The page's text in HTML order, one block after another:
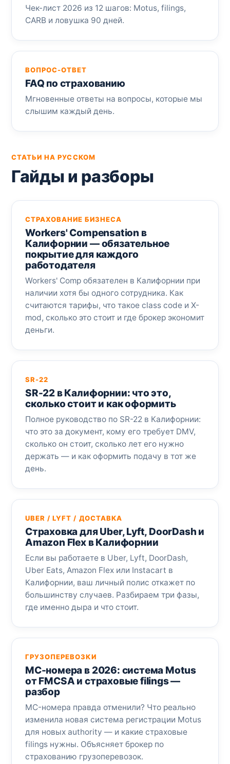
Чек-лист 2026 из 12 шагов: Motus, filings,
CARB и ловушка 90 дней.
ВОПРОС-ОТВЕТ
FAQ по страхованию
Мгновенные ответы на вопросы, которые мы
слышим каждый день.
СТАТЬИ НА РУССКОМ
Гайды и разборы
СТРАХОВАНИЕ БИЗНЕСА
Workers' Compensation в
Калифорнии — обязательное
покрытие для каждого
работодателя
Workers' Comp обязателен в Калифорнии при
наличии хотя бы одного сотрудника. Как
считаются тарифы, что такое class code и X-
mod, сколько это стоит и где брокер экономит
деньги.
SR-22
SR-22 в Калифорнии: что это,
сколько стоит и как оформить
Полное руководство по SR-22 в Калифорнии:
что это за документ, кому его требует DMV,
сколько он стоит, сколько лет его нужно
держать — и как оформить подачу в тот же
день.
UBER / LYFT / ДОСТАВКА
Страховка для Uber, Lyft, DoorDash и
Amazon Flex в Калифорнии
Если вы работаете в Uber, Lyft, DoorDash,
Uber Eats, Amazon Flex или Instacart в
Калифорнии, ваш личный полис откажет по
большинству случаев. Разбираем три фазы,
где именно дыра и что стоит.
ГРУЗОПЕРЕВОЗКИ
MC-номера в 2026: система Motus
от FMCSA и страховые filings —
разбор
MC-номера правда отменили? Что реально
изменила новая система регистрации Motus
для новых authority — и какие страховые
filings нужны. Объясняет брокер по
страхованию грузоперевозок.